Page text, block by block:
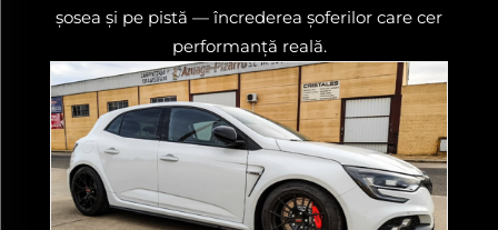
șosea și pe pistă — încrederea șoferilor care cer
performanță reală.